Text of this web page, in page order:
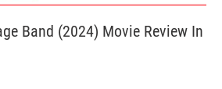
Band (2024) Movie Review In